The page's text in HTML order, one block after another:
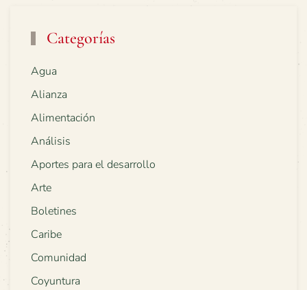
Categorías
Agua
Alianza
Alimentación
Análisis
Aportes para el desarrollo
Arte
Boletines
Caribe
Comunidad
Coyuntura